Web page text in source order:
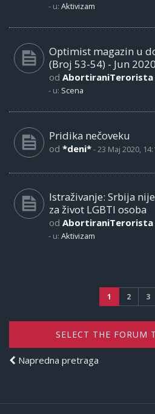
- u: Aktivizam
Optimist magazin u
(Broj 53-54) - Jun
od AbortiraniTerorista
- u: Scena
Pridika nečoveku
od *deni*-23 Maj 2020,
Istraživanje: Srbija
za život LGBTI osoba
od AbortiraniTerorista
- u: Aktivizam
1 2 3
SELECT THE FORUM
Napredna pretraga